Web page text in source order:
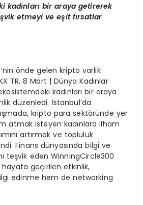
kadınları bir araya getirerek
etmeyi ve eşit fırsatlar
önde gelen kripto varlık
TR, 8 Mart | Dünya Kadınlar
kadınları bir araya
düzenledi. İstanbul’da
kripto para sektöründe yer
atmak isteyen kadınlara ilham
artırmak ve topluluk
Finans dünyasında bilgi ve
teşvik eden WinningCircle300
geçirilen etkinlik,
edinme hem de networking